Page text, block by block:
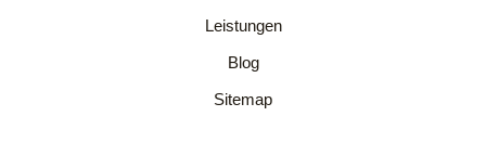
Leistungen
Blog
Sitemap